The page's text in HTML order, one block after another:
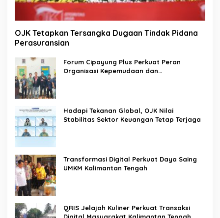
OJK Tetapkan Tersangka Dugaan Tindak Pidana
Perasuransian
Forum Cipayung Plus Perkuat Peran
Organisasi Kepemudaan dan
Hadapi Tekanan Global, OJK Nilai
Stabilitas Sektor Keuangan Tetap Terjaga
Transformasi Digital Perkuat Daya Saing
UMKM Kalimantan Tengah
QRIS Jelajah Kuliner Perkuat Transaksi